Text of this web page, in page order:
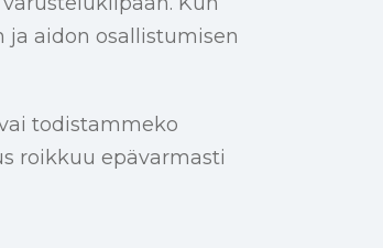
aidon osallistumisen
todistammeko
roikkuu epävarmasti